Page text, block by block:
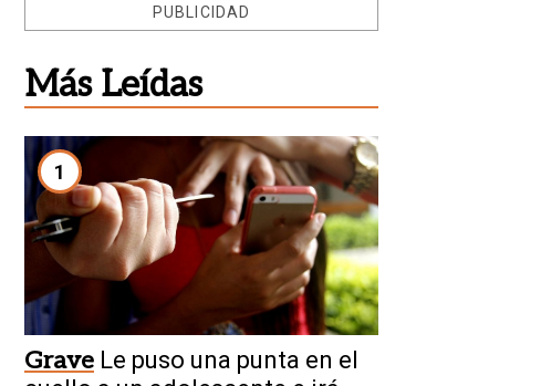
PUBLICIDAD
Más Leídas
1
Grave Le puso una punta en el